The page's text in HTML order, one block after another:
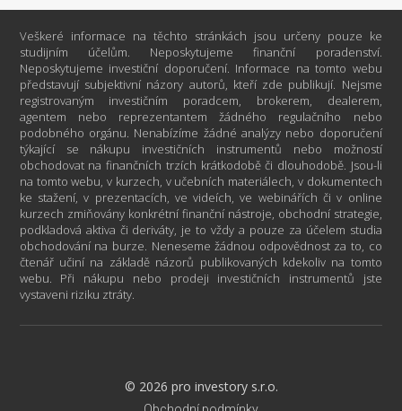
Veškeré informace na těchto stránkách jsou určeny pouze ke
studijním účelům. Neposkytujeme finanční poradenství.
Neposkytujeme investiční doporučení. Informace na tomto webu
představují subjektivní názory autorů, kteří zde publikují. Nejsme
registrovaným investičním poradcem, brokerem, dealerem,
agentem nebo reprezentantem žádného regulačního nebo
podobného orgánu. Nenabízíme žádné analýzy nebo doporučení
týkající se nákupu investičních instrumentů nebo možností
obchodovat na finančních trzích krátkodobě či dlouhodobě. Jsou-li
na tomto webu, v kurzech, v učebních materiálech, v dokumentech
ke stažení, v prezentacích, ve videích, ve webinářích či v online
kurzech zmiňovány konkrétní finanční nástroje, obchodní strategie,
podkladová aktiva či deriváty, je to vždy a pouze za účelem studia
obchodování na burze. Neneseme žádnou odpovědnost za to, co
čtenář učiní na základě názorů publikovaných kdekoliv na tomto
webu. Při nákupu nebo prodeji investičních instrumentů jste
vystaveni riziku ztráty.
© 2026 pro investory s.r.o.